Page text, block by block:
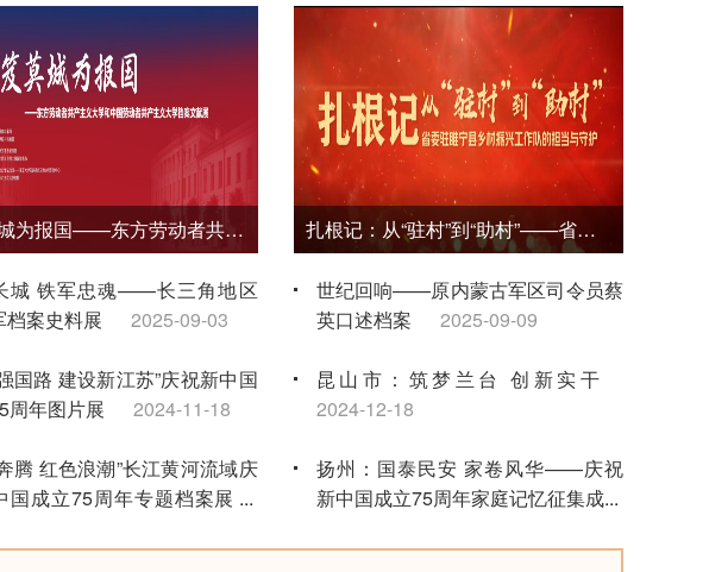
文脉华章——江苏省中
作品移交展”在省档案
09
负笈莫城为报国——东方劳动者共产主义大学和中国劳动者共产主义大学档案文献展
城 铁军忠魂——长三角地区
档案史料展
2025-09-03
国路 建设新江苏”庆祝新中国
周年图片展
2024-11-18
腾 红色浪潮”长江黄河流域庆
国成立75周年专题档案展 ...
扎根记：从“驻村”到“助村”——省委驻睢宁县乡村振兴工作队的担当与守护
世纪回响——原内蒙古军区司令员蔡
英口述档案
2025-09-09
昆山市：筑梦兰台 创新实干
2024-12-18
扬州：国泰民安 家卷风华——庆祝
新中国成立75周年家庭记忆征集成果
...